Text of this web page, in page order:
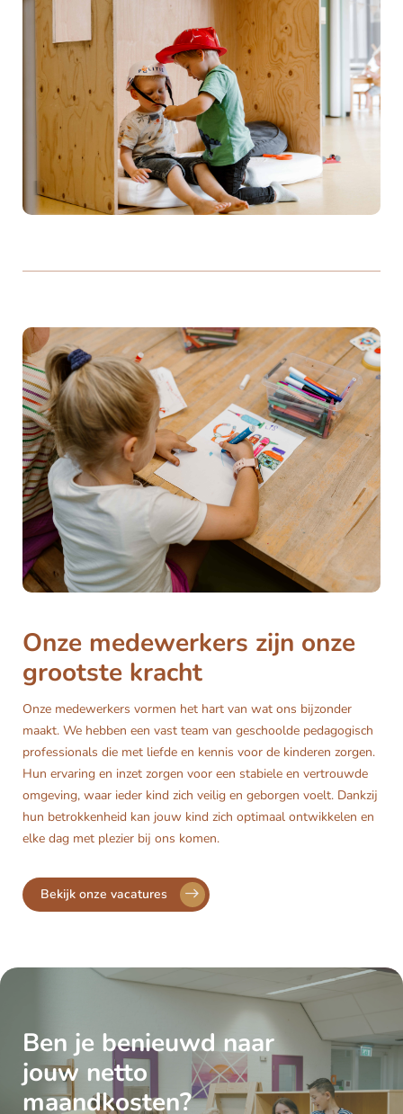
Onze medewerkers zijn onze
grootste kracht
Onze medewerkers vormen het hart van wat ons bijzonder
maakt. We hebben een vast team van geschoolde pedagogisch
professionals die met liefde en kennis voor de kinderen zorgen.
Hun ervaring en inzet zorgen voor een stabiele en vertrouwde
omgeving, waar ieder kind zich veilig en geborgen voelt. Dankzij
hun betrokkenheid kan jouw kind zich optimaal ontwikkelen en
elke dag met plezier bij ons komen.
Bekijk onze vacatures
Ben je benieuwd naar
jouw netto
maandkosten?